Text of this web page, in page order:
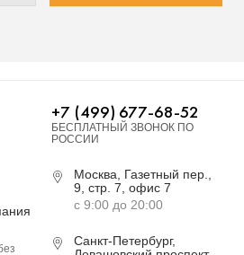
+7 (499) 677-68-52
БЕСПЛАТНЫЙ ЗВОНОК ПО
РОССИИ
Москва, Газетный пер.,
9, стр. 7, офис 7
с 9:00 до 20:00
Санкт-Петербург,